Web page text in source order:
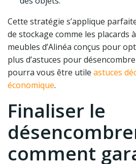
Cette stratégie s’applique
de stockage comme les placards
meubles d’Alinéa conçus pour
plus d’astuces pour
pourra vous être utile astuces
économique.
Finaliser le
comment